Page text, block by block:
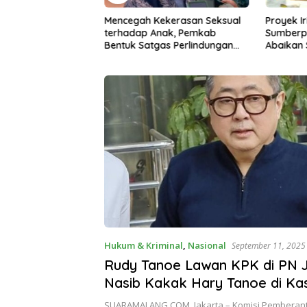
Proyek Irigasi di
Sumberpucung Diduga
Abaikan SOP, Pengawasan
Desa di
Bencana
Hukum & Kriminal, Nasional September 11, 2025
Rudy Tanoe Lawan KPK di PN
Nasib Kakak Hary Tanoe di
Korupsi Bansos Ditentukan 15